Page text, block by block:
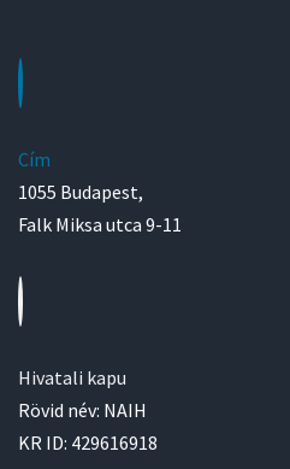
Cím
1055 Budapest,
Falk Miksa utca 9-11
Hivatali kapu
Rövid név: NAIH
KR ID: 429616918